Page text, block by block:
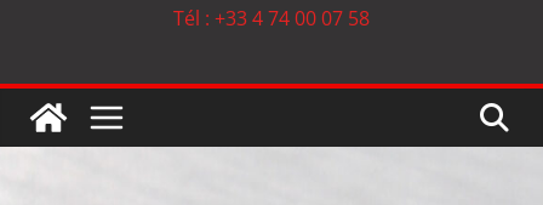
Tél : +33 4 74 00 07 58